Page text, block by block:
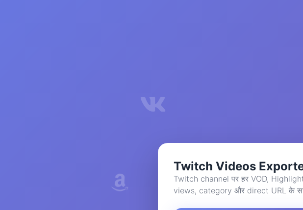
Twitch Videos
Twitch channel पर हर VOD,
views, category और direct URL के